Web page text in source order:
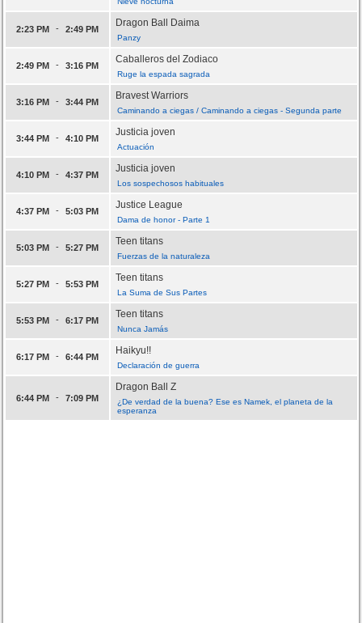
2:23 PM - 2:49 PM
Dragon Ball Daima
Panzy
2:49 PM - 3:16 PM
Caballeros del Zodiaco
Ruge la espada sagrada
3:16 PM - 3:44 PM
Bravest Warriors
Caminando a ciegas / Caminando a ciegas - Segunda parte
3:44 PM - 4:10 PM
Justicia joven
Actuación
4:10 PM - 4:37 PM
Justicia joven
Los sospechosos habituales
4:37 PM - 5:03 PM
Justice League
Dama de honor - Parte 1
5:03 PM - 5:27 PM
Teen titans
Fuerzas de la naturaleza
5:27 PM - 5:53 PM
Teen titans
La Suma de Sus Partes
5:53 PM - 6:17 PM
Teen titans
Nunca Jamás
6:17 PM - 6:44 PM
Haikyu!!
Declaración de guerra
6:44 PM - 7:09 PM
Dragon Ball Z
¿De verdad de la buena? Ese es Namek, el planeta de la
esperanza